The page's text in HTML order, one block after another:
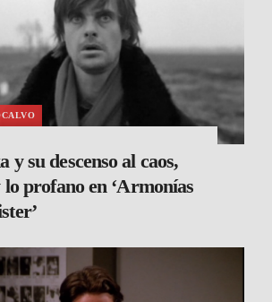
y su descenso al caos,
lo profano en ‘Armonías